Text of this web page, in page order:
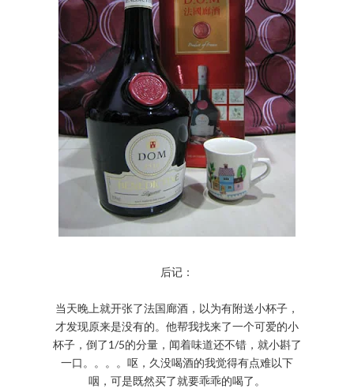
后记：
当天晚上就开张了法国廊酒，以为有附送小杯子，
才发现原来是没有的。他帮我找来了一个可爱的小
杯子，倒了1/5的分量，闻着味道还不错，就小斟了
一口。。。。呕，久没喝酒的我觉得有点难以下
咽，可是既然买了就要乖乖的喝了。